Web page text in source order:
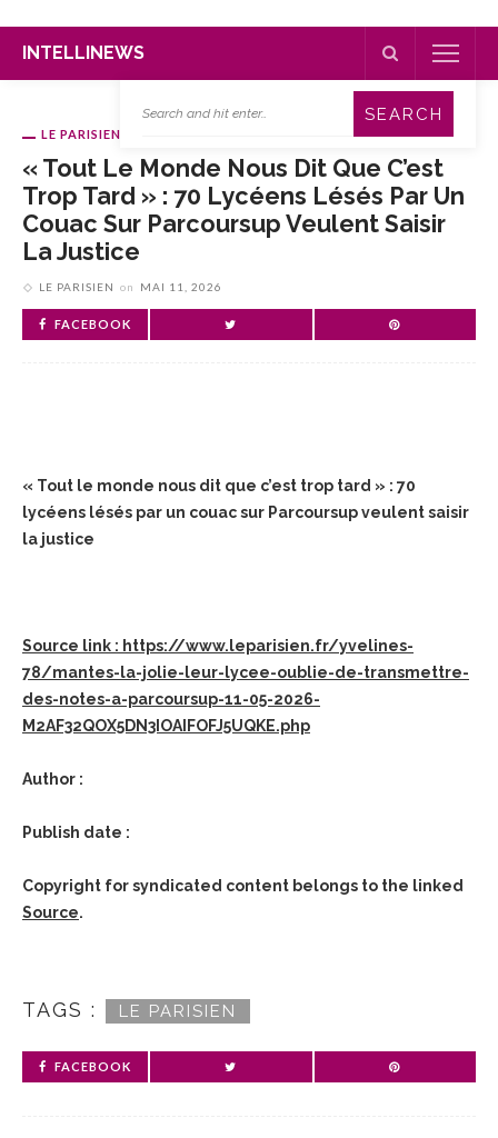
INTELLINEWS
LE PARISIEN
« Tout Le Monde Nous Dit Que C’est
Trop Tard » : 70 Lycéens Lésés Par Un
Couac Sur Parcoursup Veulent Saisir
La Justice
LE PARISIEN on MAI 11, 2026
FACEBOOK
« Tout le monde nous dit que c’est trop tard » : 70
lycéens lésés par un couac sur Parcoursup veulent saisir
la justice
Source link : https://www.leparisien.fr/yvelines-
78/mantes-la-jolie-leur-lycee-oublie-de-transmettre-
des-notes-a-parcoursup-11-05-2026-
M2AF32QOX5DN3IOAIFOFJ5UQKE.php
Author :
Publish date :
Copyright for syndicated content belongs to the linked
Source.
TAGS : LE PARISIEN
FACEBOOK